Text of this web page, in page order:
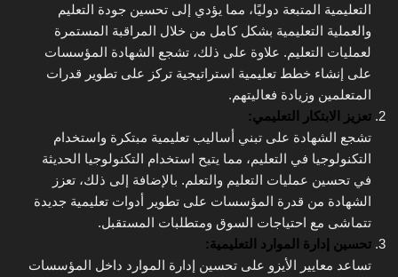
التعليمية المتبعة دوليًا، مما يؤدي إلى تحسين جودة التعليم
والعملية التعليمية بشكل كامل من خلال المراقبة المستمرة
لعمليات التعليم. علاوة على ذلك، تشجع الشهادة المؤسسات
على إنشاء خطط تعليمية استراتيجية تركز على تطوير قدرات
المتعلمين وزيادة فعاليتهم.
تعزيز الابتكار التعليمي:
تشجع الشهادة على تبني أساليب تعليمية مبتكرة واستخدام
التكنولوجيا في التعليم، مما يتيح استخدام التكنولوجيا الحديثة
في تحسين عمليات التعليم والتعلم. بالإضافة إلى ذلك، تعزز
الشهادة من قدرة المؤسسات على تطوير أدوات تعليمية جديدة
تتماشى مع احتياجات السوق ومتطلبات المستقبل.
تحسين إدارة الموارد التعليمية:
تساعد معايير الأيزو على تحسين إدارة الموارد داخل المؤسسات